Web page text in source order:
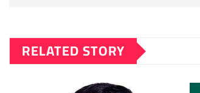
RELATED STORY